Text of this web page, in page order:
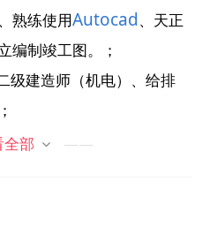
熟练使用Autocad、天正
编制竣工图。；
级建造师（机电）、给排
工程量核算、签证办理，执
、项目调动，年龄不超45
全部 ——